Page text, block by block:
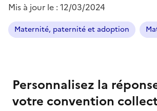
Mis à jour le : 12/03/2024
Maternité, paternité et adoption
Personnalisez la
votre convention